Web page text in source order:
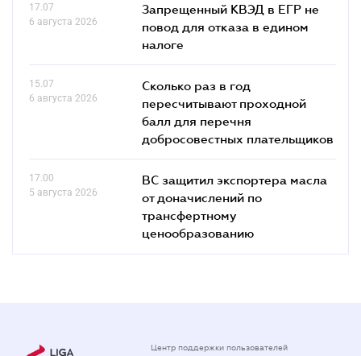
17.07
6 августа 2026
Запрещенный КВЭД в ЕГР не
повод для отказа в едином
налоге
15.07
6 августа 2026
Сколько раз в год
пересчитывают проходной
балл для перечня
добросовестных плательщиков
17.00
5 августа 2026
ВС защитил экспортера масла
от доначислений по
трансфертному
ценообразованию
Центр поддержки пользователей